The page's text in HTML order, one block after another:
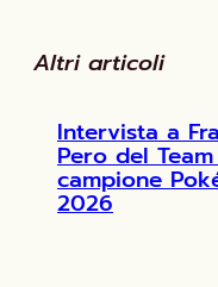
Altri articoli
Intervista a
Pero del
campione
2026